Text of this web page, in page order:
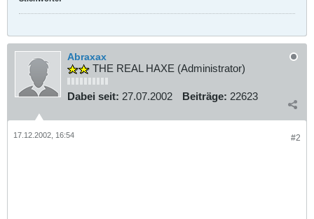
Abraxax
THE REAL HAXE (Administrator)
Dabei seit: 27.07.2002 Beiträge: 22623
#2
17.12.2002, 16:54